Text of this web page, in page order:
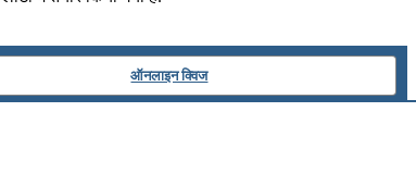
ऑनलाइन क्विज